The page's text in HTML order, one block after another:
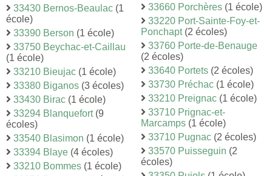
33430 Bernos-Beaulac (1
école)
33390 Berson (1 école)
33750 Beychac-et-Caillau
(1 école)
33210 Bieujac (1 école)
33380 Biganos (3 écoles)
33430 Birac (1 école)
33294 Blanquefort(9
écoles)
33540 Blasimon (1 école)
33394 Blaye (4 écoles)
33210 Bommes (1 école)
33660 Porchères (1 école)
33220 Port-Sainte-Foy-et-
Ponchapt(2 écoles)
33760 Porte-de-Benauge
(2 écoles)
33640 Portets (2 écoles)
33730 Préchac (1 école)
33210 Preignac (1 école)
33710 Prignac-et-
Marcamps (1 école)
33710 Pugnac (2 écoles)
33570 Puisseguin (2
écoles)